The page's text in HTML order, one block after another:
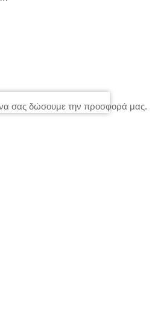
να σας δώσουμε την προσφορά μας.